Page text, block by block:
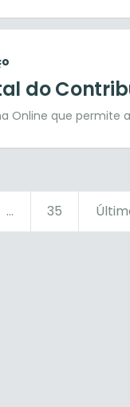
do
Online que permite
... 35